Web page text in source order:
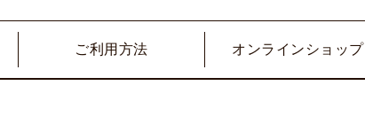
ご利用方法 オンラインショップ